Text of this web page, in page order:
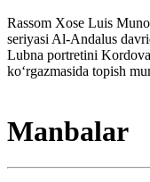
Rassom Xose Luis
seriyasi Al-Andalus
Lubna portretini
koʻrgazmasida topish
Manbalar